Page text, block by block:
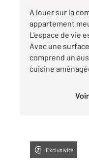
A louer sur la
appartement
L'espace de vie
Avec une
comprend un
cuisine
Exclusivité